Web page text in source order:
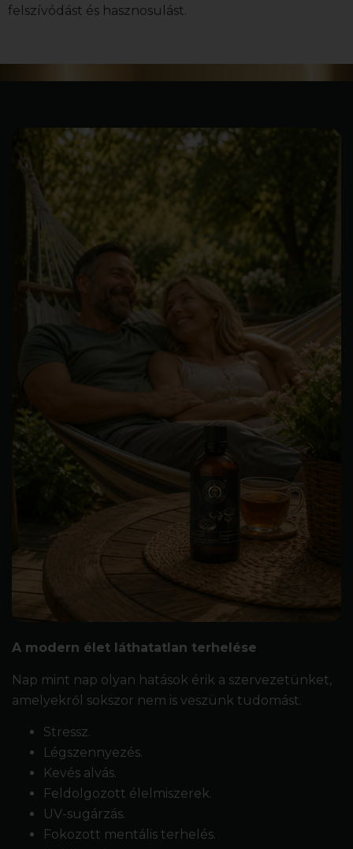
felszívódást és hasznosulást.
A modern élet láthatatlan terhelése
Nap mint nap olyan hatások érik a szervezetünket,
amelyekről sokszor nem is veszünk tudomást.
Stressz.
Légszennyezés.
Kevés alvás.
Feldolgozott élelmiszerek.
UV-sugárzás.
Fokozott mentális terhelés.